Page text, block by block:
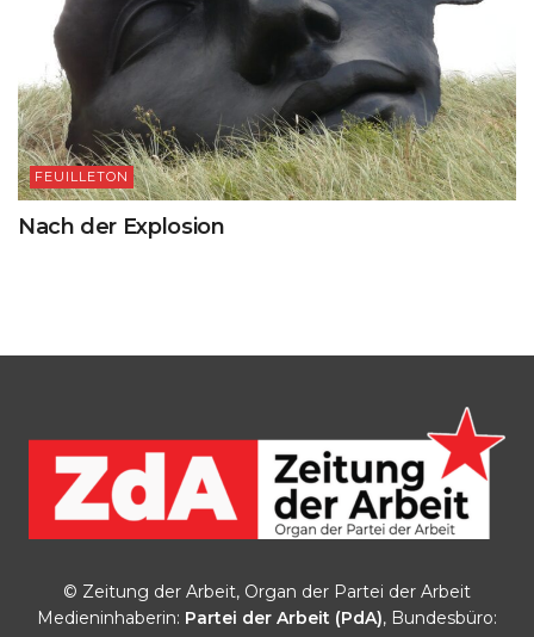
FEUILLETON
Nach der Explosion
© Zeitung der Arbeit, Organ der Partei der Arbeit
Medieninhaberin: Partei der Arbeit (PdA), Bundesbüro: